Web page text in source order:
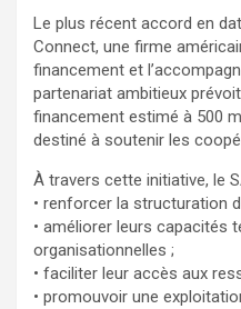
Le plus récent accord en
Connect, une firme
financement et
partenariat ambitieux
financement estimé à 500
destiné à soutenir les
À travers cette initiative, le
• renforcer la structuration
• améliorer leurs capacités
organisationnelles ;
• faciliter leur accès aux
• promouvoir une